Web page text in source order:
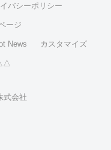
バシーポリシー
ージ
News カスタマイズ
式会社